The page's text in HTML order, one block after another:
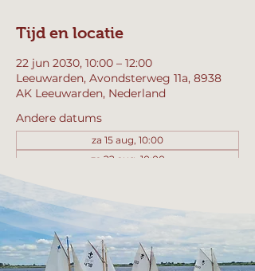
Tijd en locatie
22 jun 2030, 10:00 – 12:00
Leeuwarden, Avondsterweg 11a, 8938
AK Leeuwarden, Nederland
Andere datums
za 15 aug, 10:00
za 22 aug, 10:00
Bekijk alle 357 datums
Meld mij aan!